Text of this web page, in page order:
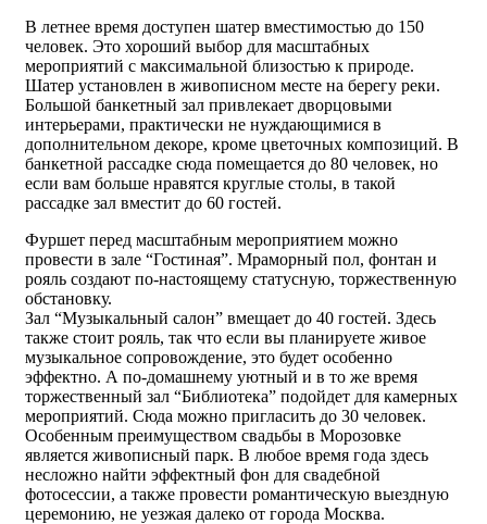
В летнее время доступен шатер вместимостью до 150
человек. Это хороший выбор для масштабных
мероприятий с максимальной близостью к природе.
Шатер установлен в живописном месте на берегу реки.
Большой банкетный зал привлекает дворцовыми
интерьерами, практически не нуждающимися в
дополнительном декоре, кроме цветочных композиций. В
банкетной рассадке сюда помещается до 80 человек, но
если вам больше нравятся круглые столы, в такой
рассадке зал вместит до 60 гостей.
Фуршет перед масштабным мероприятием можно
провести в зале “Гостиная”. Мраморный пол, фонтан и
рояль создают по-настоящему статусную, торжественную
обстановку.
Зал “Музыкальный салон” вмещает до 40 гостей. Здесь
также стоит рояль, так что если вы планируете живое
музыкальное сопровождение, это будет особенно
эффектно. А по-домашнему уютный и в то же время
торжественный зал “Библиотека” подойдет для камерных
мероприятий. Сюда можно пригласить до 30 человек.
Особенным преимуществом свадьбы в Морозовке
является живописный парк. В любое время года здесь
несложно найти эффектный фон для свадебной
фотосессии, а также провести романтическую выездную
церемонию, не уезжая далеко от города Москва.